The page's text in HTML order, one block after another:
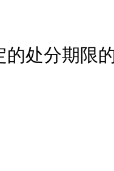
分期限的